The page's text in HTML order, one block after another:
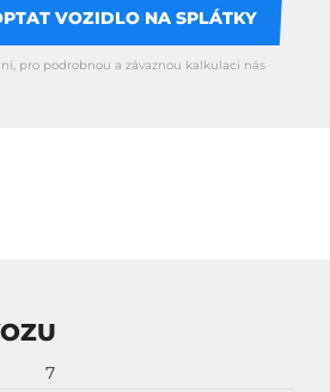
VOZIDLO NA SPLÁTKY
pro podrobnou a závaznou kalkulaci nás
7